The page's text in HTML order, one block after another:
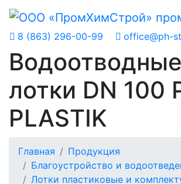
8 (863) 296-00-99 office@ph-
Водоотводные
лотки DN 100
PLASTIK
Главная
Продукция
Благоустройство и
Лотки пластиковые и